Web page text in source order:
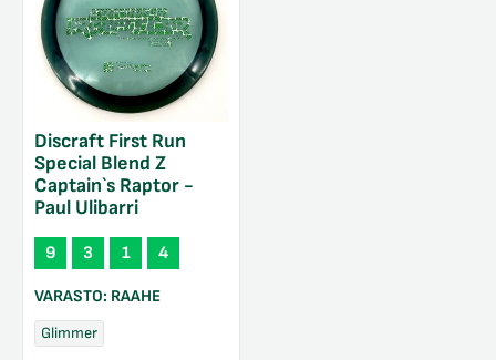
Discraft First Run
Special Blend Z
Captain`s Raptor -
Paul Ulibarri
9 3 1 4
VARASTO: RAAHE
Glimmer